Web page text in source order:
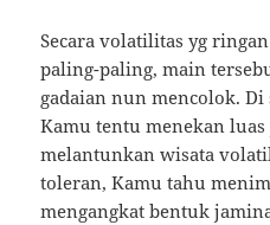
Secara volatilitas yg
paling-paling, main
gadaian nun mencolok.
Kamu tentu menekan
melantunkan wisata
toleran, Kamu tahu
mengangkat bentuk